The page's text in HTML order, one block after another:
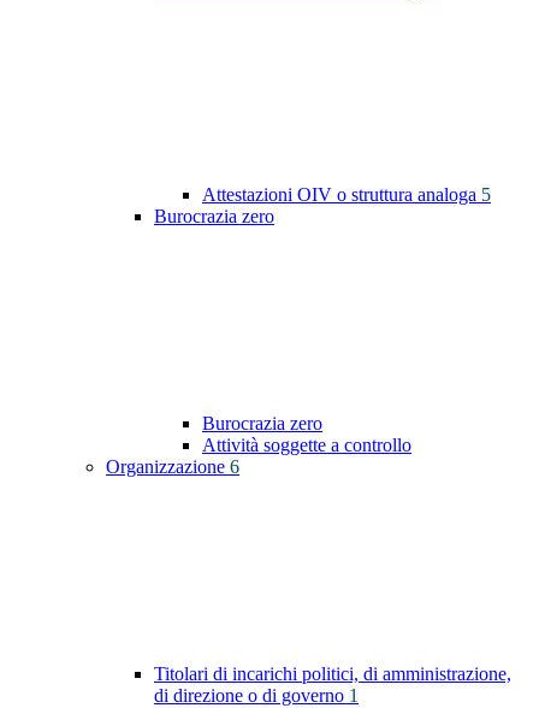
Attestazioni OIV o struttura analoga 5
Burocrazia zero
Burocrazia zero
Attività soggette a controllo
Organizzazione 6
Titolari di incarichi politici, di amministrazione,
di direzione o di governo 1